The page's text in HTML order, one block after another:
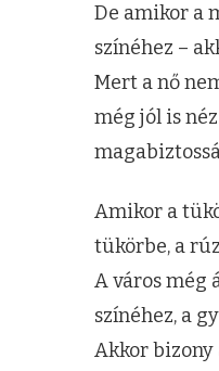
De amikor a
színéhez –
Mert a nő
még jól is
Amikor a
tükörbe, a
A város még
színéhez, a
Akkor bizony